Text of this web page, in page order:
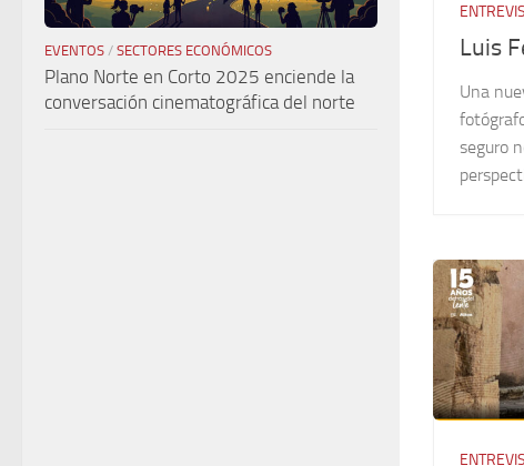
Luis
Una
seguro
EVENTOS / SECTORES ECONÓMICOS
Plano Norte en Corto 2025 enciende la
conversación cinematográfica del norte